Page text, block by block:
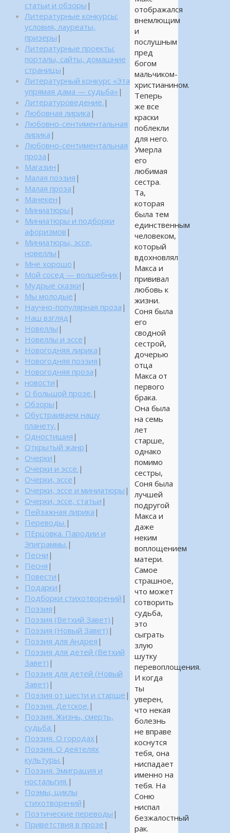
отображался
внемлющим
и
послушным
пред
богом
мальчиком-
христианином.
Теперь
же все
краски
поблекли
для него.
Умерла
его
любимая
сестра.
Та,
которая
была тем
единственным
человеком,
который
вдохновлял
Макса и
прививал
любовь к
жизни.
Соня была
его
сводной
сестрой,
дочерью
отца
Макса от
первого
брака.
Она была
на семь
лет
старше,
однако
помимо
сестры,
Соня была
лучшей
подругой
Макса и
даже
неким
воплощением
матери.
Самое
страшное,
что может
сотворить
судьба,
это
сыграть
злую
шутку
перевоплощения.
И когда
ты
уверен,
что некая
болезнь
не вправе
коснутся
тебя, она
ниспадает
именно на
тебя. На
Соню
ниспал
безжалостный
рак.
статьи и обзоры |
Литературные конкурсы:
условия, лауреаты,
призеры |
Литературные проекты:
порталы, сайты, домашние
страницы |
Литературный конкурс «Эта
упрямая дама — судьба» |
Литературоведение. |
Любовная лирика |
Любовно-сентиментальная
лирика |
Любовно-сентиментальная
проза |
Магазин |
Малая поэзия |
Малая проза |
Манекен |
Миниатюры |
Миниатюры и подборки
афоризмов |
Миниатюры, эссе,
новеллы |
Мне хорошо |
Мой сосед — волшебник|
Мудрые сказки |
Мы молодые |
Научно-популярная проза |
Наш взгляд |
Новеллы |
Новеллы и эссе |
Новогодняя лирика |
Новогодняя поэзия |
Новогодняя проза |
новости |
О большой прозе. |
Обзоры |
Обустраиваем нашу
планету. |
Одностишия |
Открытый жанр |
Очерки |
Очерки и эссе. |
Очерки, эссе |
Очерки, эссе и миниатюры |
Очерки, эссе, статьи |
Пейзажная лирика |
Переводы. |
ПЕрцовка. Пародии и
Эпиграммы. |
Песни |
Песня |
Повести |
Подарки |
Подборки стихотворений |
Поэзия |
Поэзия (Ветхий Завет) |
Поэзия (Новый Завет) |
Поэзия для Андрея |
Поэзия для детей (Ветхий
Завет) |
Поэзия для детей (Новый
Завет) |
Поэзия от шести и старше |
Поэзия. Детское. |
Поэзия. Жизнь, смерть,
судьба. |
Поэзия. О городах |
Поэзия. О деятелях
культуры. |
Поэзия. Эмиграция и
ностальгия. |
Поэмы, циклы
стихотворений |
Поэтические переводы |
Приветствия в прозе |